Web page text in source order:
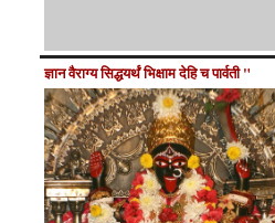
ज्ञान वैराग्य सिद्धयर्थं भिक्षाम देहि च पार्वती "